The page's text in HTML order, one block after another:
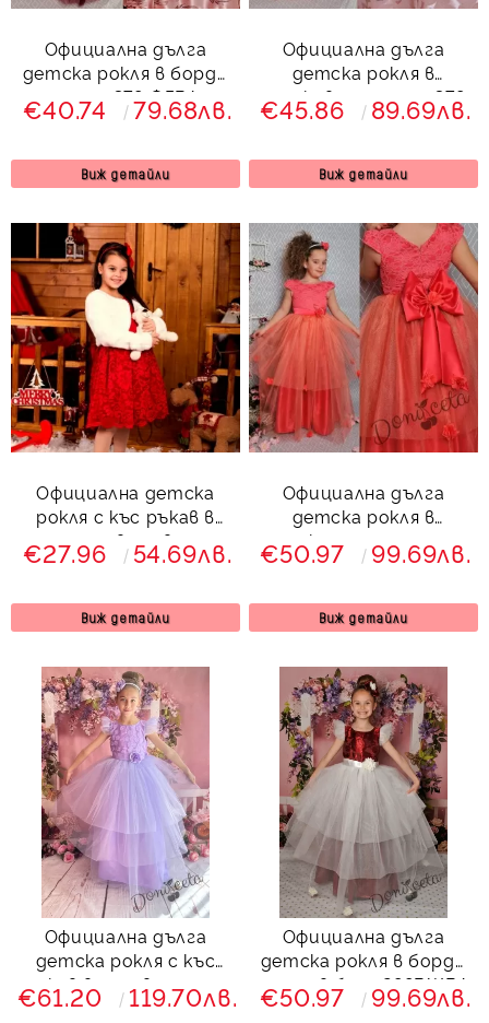
Официална дълга
детска рокля в бордо
с тюл 379 ФГВД
€40.74 79.68лв.
Виж детайли
Официална дълга
детска рокля в
прасковено с тюл 379
ПД
€45.86 89.69лв.
Виж детайли
Официална детска
рокля с къс ръкав в
дантела в червено с
пухкаво болеро в бяло
€27.96 54.69лв.
Виж детайли
Официална дълга
детска рокля в
циклама с тюл и
панделка отзад 278 ДД
€50.97 99.69лв.
Виж детайли
Официална дълга
детска рокля с къс
ръкав в лилаво с тюл
288ЛЦД
€61.20 119.70лв.
Официална дълга
детска рокля в бордо
с тюл в бяло 288ВЖВД
€50.97 99.69лв.